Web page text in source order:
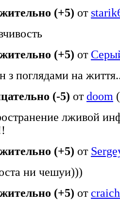
(+5) от
(+5) от
з поглядами на
(-5) отdoom (
лживой
(+5) от
ни чешуи)))
(+5) от craich